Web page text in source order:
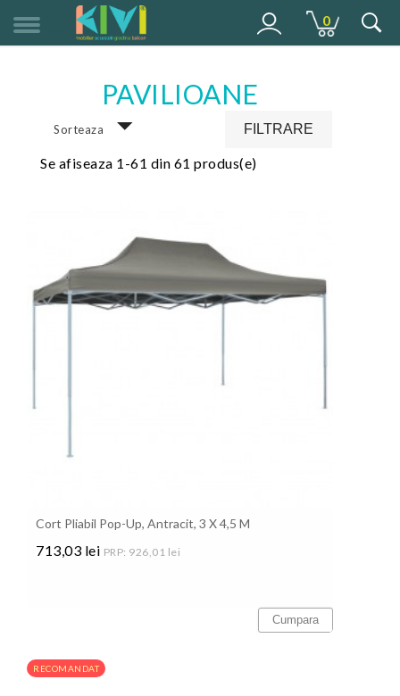
0
PAVILIOANE
Sorteaza FILTRARE
Se afiseaza 1-61 din 61 produs(e)
Cort Pliabil Pop-Up, Antracit, 3 X 4,5 M
713,03 lei PRP: 926,01 lei
Cumpara
RECOMANDAT